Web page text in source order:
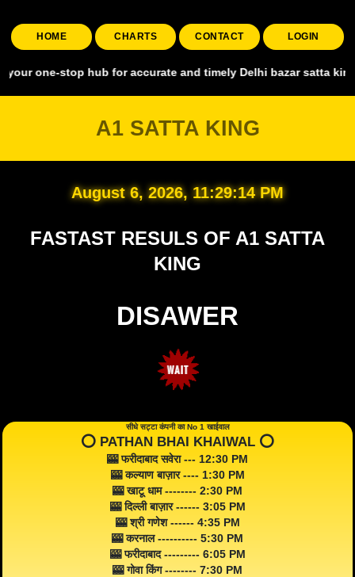
HOME CHARTS CONTACT LOGIN
stop hub for accurate and timely Delhi bazar satta king,
A1 SATTA KING
August 6, 2026, 11:29:14 PM
FASTAST RESULS OF A1 SATTA
KING
DISAWER
सीधे सट्टा कंपनी का No 1 खाईवाल
⭕️ PATHAN BHAI KHAIWAL ⭕️
🎰 फरीदाबाद सवेरा --- 12:30 PM
🎰 कल्याण बाज़ार ---- 1:30 PM
🎰 खाटू धाम -------- 2:30 PM
🎰 दिल्ली बाज़ार ------ 3:05 PM
🎰 श्री गणेश ------ 4:35 PM
🎰 करनाल ---------- 5:30 PM
🎰 फरीदाबाद --------- 6:05 PM
🎰 गोवा किंग -------- 7:30 PM